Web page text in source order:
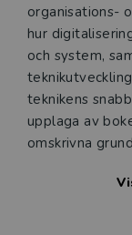
att erbjudandet
undervisning
Sverige. Du kan
önskar
produkten.
Den här
eller högskola.
kursbok på
organisations-
hur
och system,
teknikens
upplaga av
omskrivna
och digital